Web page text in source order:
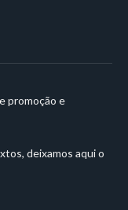
promoção e
deixamos aqui o